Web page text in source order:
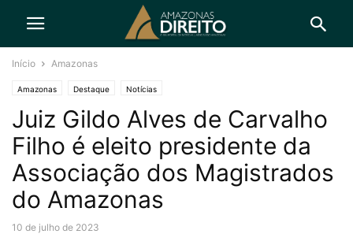
Início Amazonas
Amazonas Destaque Notícias
Juiz Gildo Alves de Carvalho
Filho é eleito presidente da
Associação dos Magistrados
do Amazonas
10 de julho de 2023